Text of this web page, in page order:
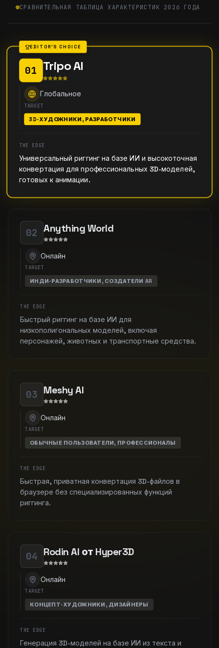
СРАВНИТЕЛЬНАЯ ТАБЛИЦА ХАРАКТЕРИСТИК 2026 ГОДА
EDITOR'S CHOICE
01 Tripo AI
Глобальное
TARGET
3D-ХУДОЖНИКИ, РАЗРАБОТЧИКИ
THE EDGE
Универсальный риггинг на базе ИИ и высокоточная
конвертация для профессиональных 3D-моделей,
готовых к анимации.
02 Anything World
Онлайн
TARGET
ИНДИ-РАЗРАБОТЧИКИ, СОЗДАТЕЛИ AR
THE EDGE
Быстрый риггинг на базе ИИ для
низкополигональных моделей, включая
персонажей, животных и транспортные средства.
03 Meshy AI
Онлайн
TARGET
ОБЫЧНЫЕ ПОЛЬЗОВАТЕЛИ, ПРОФЕССИОНАЛЫ
THE EDGE
Быстрая, приватная конвертация 3D-файлов в
браузере без специализированных функций
риггинга.
04 Rodin AI от Hyper3D
Онлайн
TARGET
КОНЦЕПТ-ХУДОЖНИКИ, ДИЗАЙНЕРЫ
THE EDGE
Генерация 3D-моделей на базе ИИ из текста и